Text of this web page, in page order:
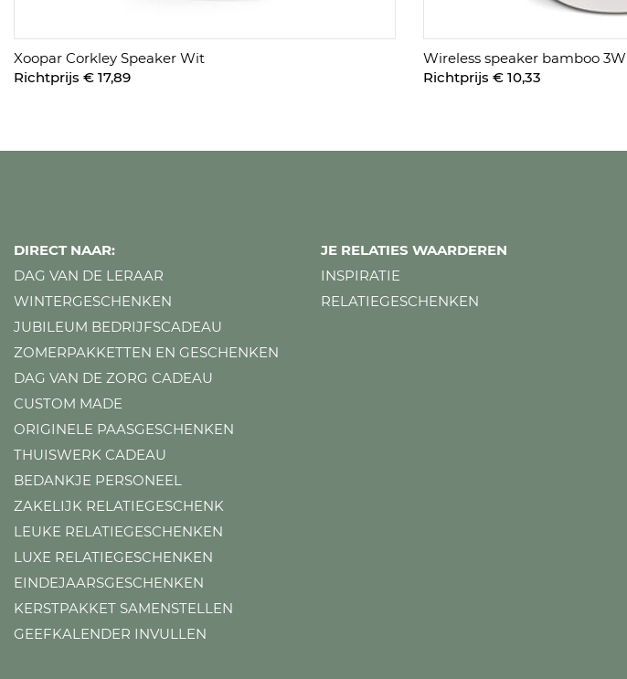
Xoopar Corkley Speaker Wit
Richtprijs € 17,89
Wireless speaker bamboo 3W
Richtprijs € 10,33
DIRECT NAAR:
DAG VAN DE LERAAR
WINTERGESCHENKEN
JUBILEUM BEDRIJFSCADEAU
ZOMERPAKKETTEN EN GESCHENKEN
DAG VAN DE ZORG CADEAU
CUSTOM MADE
ORIGINELE PAASGESCHENKEN
THUISWERK CADEAU
BEDANKJE PERSONEEL
ZAKELIJK RELATIEGESCHENK
LEUKE RELATIEGESCHENKEN
LUXE RELATIEGESCHENKEN
EINDEJAARSGESCHENKEN
KERSTPAKKET SAMENSTELLEN
GEEFKALENDER INVULLEN
JE RELATIES WAARDEREN
INSPIRATIE
RELATIEGESCHENKEN